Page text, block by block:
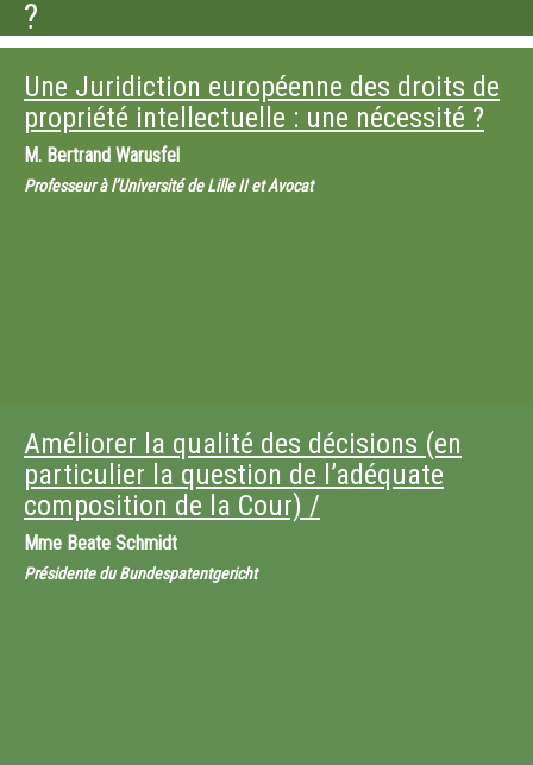
?
Une Juridiction européenne des droits de
propriété intellectuelle : une nécessité ?
M. Bertrand Warusfel
Professeur à l’Université de Lille II et Avocat
Améliorer la qualité des décisions (en
particulier la question de l’adéquate
composition de la Cour) /
Mme Beate Schmidt
Présidente du Bundespatentgericht